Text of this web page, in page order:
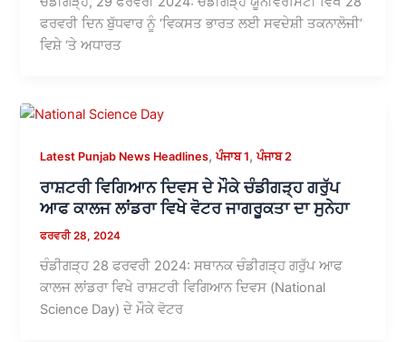
ਫਰਵਰੀ ਦਿਨ ਬੁੱਧਵਾਰ ਨੂੰ ‘ਵਿਕਸਤ ਭਾਰਤ ਲਈ ਸਵਦੇਸ਼ੀ ਤਕਨਾਲੋਜੀ’
ਵਿਸ਼ੇ ‘ਤੇ ਅਧਾਰਤ
Latest Punjab News Headlines,ਪੰਜਾਬ 1,ਪੰਜਾਬ 2
ਰਾਸ਼ਟਰੀ ਵਿਗਿਆਨ ਦਿਵਸ ਦੇ ਮੌਕੇ ਚੰਡੀਗੜ੍ਹ ਗਰੁੱਪ
ਆਫ ਕਾਲਜ ਲਾਂਡਰਾ ਵਿਖੇ ਵੋਟਰ ਜਾਗਰੂਕਤਾ ਦਾ ਸੁਨੇਹਾ
ਫਰਵਰੀ 28, 2024
ਚੰਡੀਗੜ੍ਹ 28 ਫਰਵਰੀ 2024: ਸਥਾਨਕ ਚੰਡੀਗੜ੍ਹ ਗਰੁੱਪ ਆਫ
ਕਾਲਜ ਲਾਂਡਰਾ ਵਿਖੇ ਰਾਸ਼ਟਰੀ ਵਿਗਿਆਨ ਦਿਵਸ (National
Science Day) ਦੇ ਮੌਕੇ ਵੋਟਰ